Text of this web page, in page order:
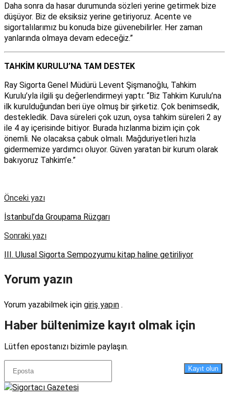
Daha sonra da hasar durumunda sözleri yerine getirmek bize
düşüyor. Biz de eksiksiz yerine getiriyoruz. Acente ve
sigortalılarımız bu konuda bize güvenebilirler. Her zaman
yanlarında olmaya devam edeceğiz.”
TAHKİM KURULU’NA TAM DESTEK
Ray Sigorta Genel Müdürü Levent Şişmanoğlu, Tahkim
Kurulu’yla ilgili şu değerlendirmeyi yaptı: “Biz Tahkim Kurulu’na
ilk kurulduğundan beri üye olmuş bir şirketiz. Çok benimsedik,
destekledik. Dava süreleri çok uzun, oysa tahkim süreleri 2 ay
ile 4 ay içerisinde bitiyor. Burada hızlanma bizim için çok
önemli. Ne olacaksa çabuk olmalı. Mağduriyetleri hızla
gidermemize yardımcı oluyor. Güven yaratan bir kurum olarak
bakıyoruz Tahkim’e.”
Önceki yazı
İstanbul’da Groupama Rüzgarı
Sonraki yazı
III. Ulusal Sigorta Sempozyumu kitap haline getiriliyor
Yorum yazın
Yorum yazabilmek için giriş yapın .
Haber bültenimize kayıt olmak için
Lütfen epostanızı bizimle paylaşın.
Kayıt olun